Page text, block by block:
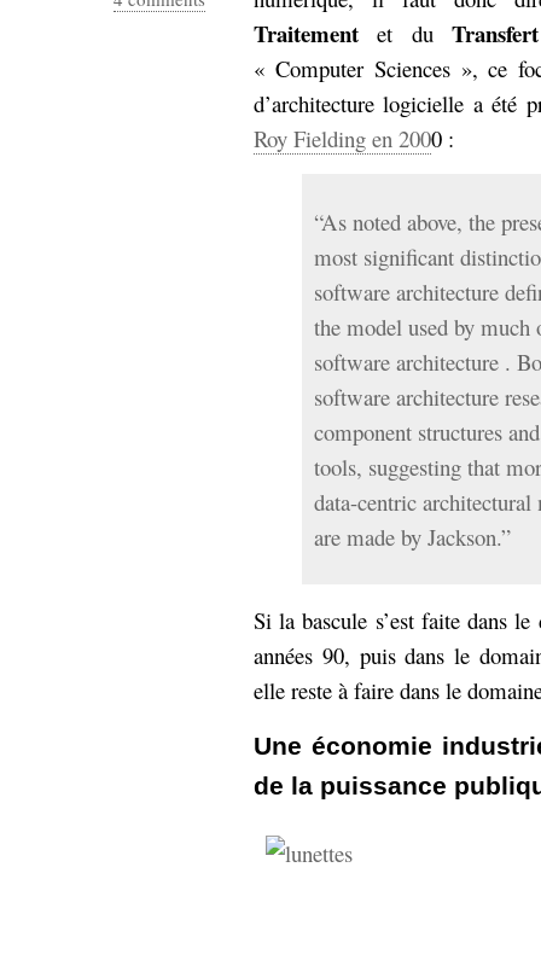
Traitement et du Transfert
« Computer Sciences », ce
d’architecture logicielle a été
Roy Fielding en 2000 :
“As noted above, the
most significant
software architecture
the model used by much
software architecture .
software architecture
component structures
tools, suggesting that
data-centric
are made by Jackson.”
Si la bascule s’est faite dans
années 90, puis dans le
elle reste à faire dans le
Une économie
de la puissance